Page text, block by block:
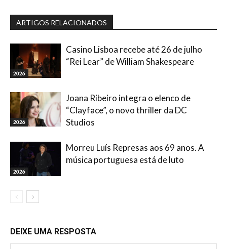
ARTIGOS RELACIONADOS
2026
Casino Lisboa recebe até 26 de julho
“Rei Lear” de William Shakespeare
2026
Joana Ribeiro integra o elenco de
“Clayface”, o novo thriller da DC
Studios
2026
Morreu Luís Represas aos 69 anos. A
música portuguesa está de luto
DEIXE UMA RESPOSTA